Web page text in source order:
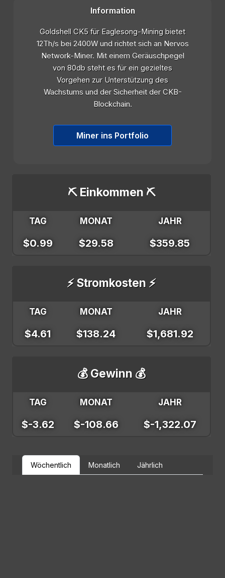
Information
Goldshell CK5 für Eaglesong-Mining bietet
12Th/s bei 2400W und richtet sich an Nervos
Network-Miner. Mit einem Geräuschpegel
von 80db steht es für ein gezieltes
Vorgehen zur Unterstützung des
Wachstums und der Sicherheit der CKB-
Blockchain.
Miner ins Portfolio
⛏️ Einkommen ⛏️
TAG MONAT JAHR
$0.99 $29.58 $359.85
⚡ Stromkosten ⚡
TAG MONAT JAHR
$4.61 $138.24 $1,681.92
💰 Gewinn 💰
TAG MONAT JAHR
$-3.62 $-108.66 $-1,322.07
Wöchentlich Monatlich Jährlich